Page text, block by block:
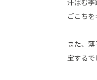
汗ばむ
ごこち
また、
宝するで